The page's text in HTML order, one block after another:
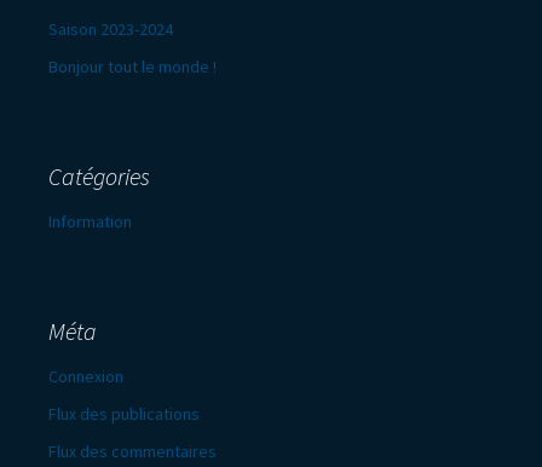
Saison 2023-2024
Bonjour tout le monde !
Catégories
Information
Méta
Connexion
Flux des publications
Flux des commentaires